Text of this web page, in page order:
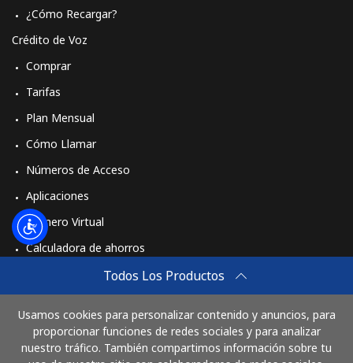
Todos Los Productos
Usamos cookies para personalizar contenido y anuncios, para
proporcionar funciones de redes sociales y para analizar
nuestro tráfico. También compartimos información sobre tu
¿Cómo Recargar?
Crédito de Voz
Comprar
Tarifas
Plan Mensual
Cómo Llamar
Números de Acceso
Aplicaciones
Número Virtual
Calculadora de ahorros
Comprar
Cómo funciona